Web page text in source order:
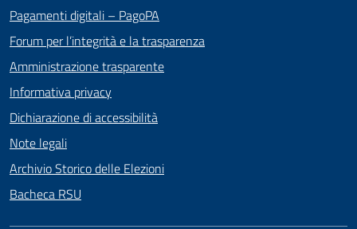
Pagamenti digitali – PagoPA
Forum per l’integrità e la trasparenza
Amministrazione trasparente
Informativa privacy
Dichiarazione di accessibilità
Note legali
Archivio Storico delle Elezioni
Bacheca RSU